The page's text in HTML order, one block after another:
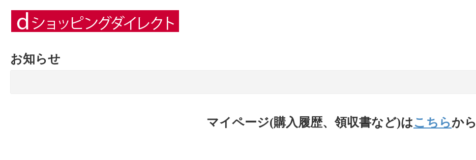
お知らせ
マイページ(購入履歴、領収書など)はこちらから